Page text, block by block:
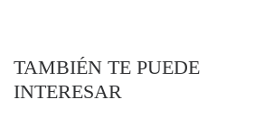
TAMBIÉN TE PUEDE
INTERESAR